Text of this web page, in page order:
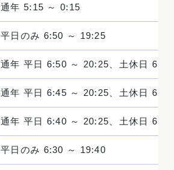
通年 5:15 ～ 0:15
平日のみ 6:50 ～ 19:25
通年 平日 6:50 ～ 20:25、土休日
通年 平日 6:45 ～ 20:25、土休日
通年 平日 6:40 ～ 20:25、土休日
平日のみ 6:30 ～ 19:40